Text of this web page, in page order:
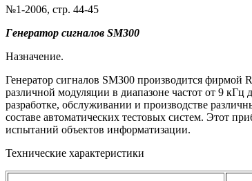
№1-2006, стр. 44-45
Генератор сигналов SM300
Назначение.
Генератор сигналов SM300 производится фирмой
различной модуляции в диапазоне частот от 9
разработке, обслуживании и производстве
составе автоматических тестовых систем. Этот
испытаний объектов информатизации.
Технические характеристики